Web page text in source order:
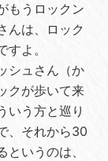
もうロックン
んは、ロック
よ。
シュさん（か
クが歩いて来
いう方と巡り
、それから30
いうのは、